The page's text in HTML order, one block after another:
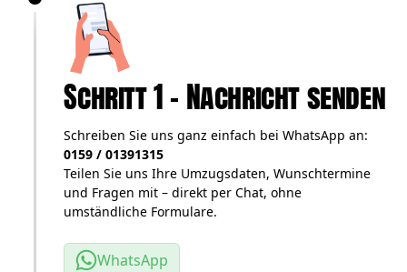
Schritt 1 – Nachricht senden
Schreiben Sie uns ganz einfach bei WhatsApp an:
0159 / 01391315
Teilen Sie uns Ihre Umzugsdaten, Wunschtermine
und Fragen mit – direkt per Chat, ohne
umständliche Formulare.
WhatsApp